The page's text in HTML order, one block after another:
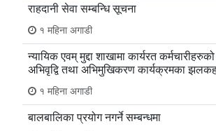
राहदानी सेवा सम्बन्धि सूचना
१ महिना अगाडी
न्यायिक एवम् मुद्दा शाखामा कार्यरत कर्मचारीहरुको
अभिवृद्वि तथा अभिमुखिकरण कार्यक्रमका
१ महिना अगाडी
बालबालिका प्रयोग नगर्ने सम्बन्धमा